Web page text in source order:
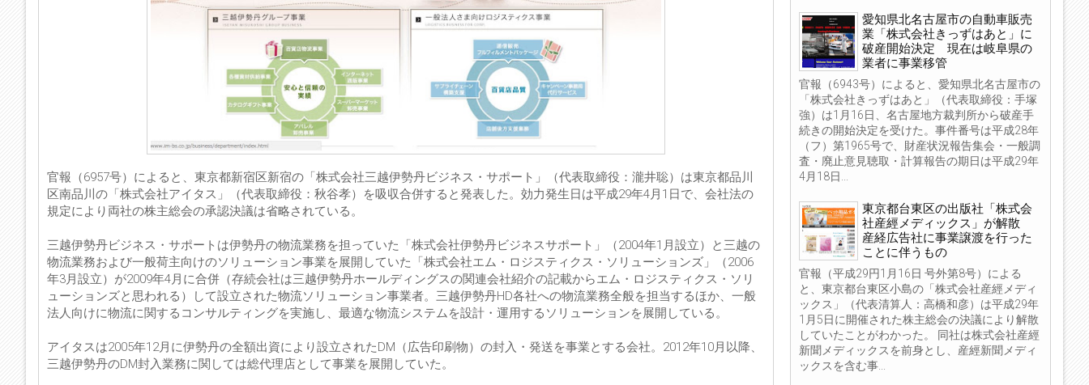
官報（6957号）によると、東京都新宿区新宿の「株式会社三越伊勢丹ビジネス・サポート」（代表取締役：瀧井聡）は東京都品川
区南品川の「株式会社アイタス」（代表取締役：秋谷孝）を吸収合併すると発表した。効力発生日は平成29年4月1日で、会社法の
規定により両社の株主総会の承認決議は省略されている。
三越伊勢丹ビジネス・サポートは伊勢丹の物流業務を担っていた「株式会社伊勢丹ビジネスサポート」（2004年1月設立）と三越の
物流業務および一般荷主向けのソリューション事業を展開していた「株式会社エム・ロジスティクス・ソリューションズ」（2006
年3月設立）が2009年4月に合併（存続会社は三越伊勢丹ホールディングスの関連会社紹介の記載からエム・ロジスティクス・ソリ
ューションズと思われる）して設立された物流ソリューション事業者。三越伊勢丹HD各社への物流業務全般を担当するほか、一般
法人向けに物流に関するコンサルティングを実施し、最適な物流システムを設計・運用するソリューションを展開している。
アイタスは2005年12月に伊勢丹の全額出資により設立されたDM（広告印刷物）の封入・発送を事業とする会社。2012年10月以降、
三越伊勢丹のDM封入業務に関しては総代理店として事業を展開していた。
愛知県北名古屋市の自動車販売
業「株式会社きっずはあと」に
破産開始決定 現在は岐阜県の
業者に事業移管
官報（6943号）によると、愛知県北名古屋市の
「株式会社きっずはあと」（代表取締役：手塚
強）は1月16日、名古屋地方裁判所から破産手
続きの開始決定を受けた。事件番号は平成28年
（フ）第1965号で、財産状況報告集会・一般調
査・廃止意見聴取・計算報告の期日は平成29年
4月18日...
東京都台東区の出版社「株式会
社産經メディックス」が解散
産経広告社に事業譲渡を行った
ことに伴うもの
官報（平成29円1月16日 号外第8号）による
と、東京都台東区小島の「株式会社産經メディ
ックス」（代表清算人：高橋和彦）は平成29年
1月5日に開催された株主総会の決議により解散
していたことがわかった。 同社は株式会社産經
新聞メディックスを前身とし、産經新聞メディ
ックスを含む事...